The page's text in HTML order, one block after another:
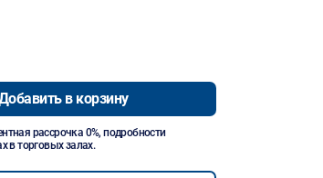
в корзину
рассрочка 0%, подробности
в торговых залах.